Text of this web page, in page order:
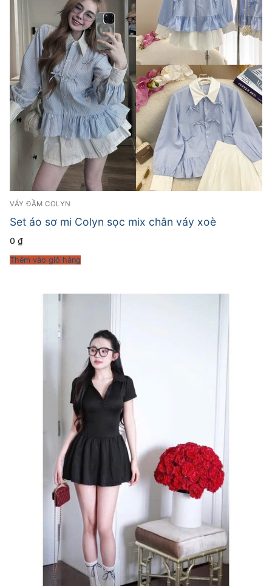
VÁY ĐẦM COLYN
Set áo sơ mi Colyn sọc mix chân váy xoè
0 ₫
Thêm vào giỏ hàng